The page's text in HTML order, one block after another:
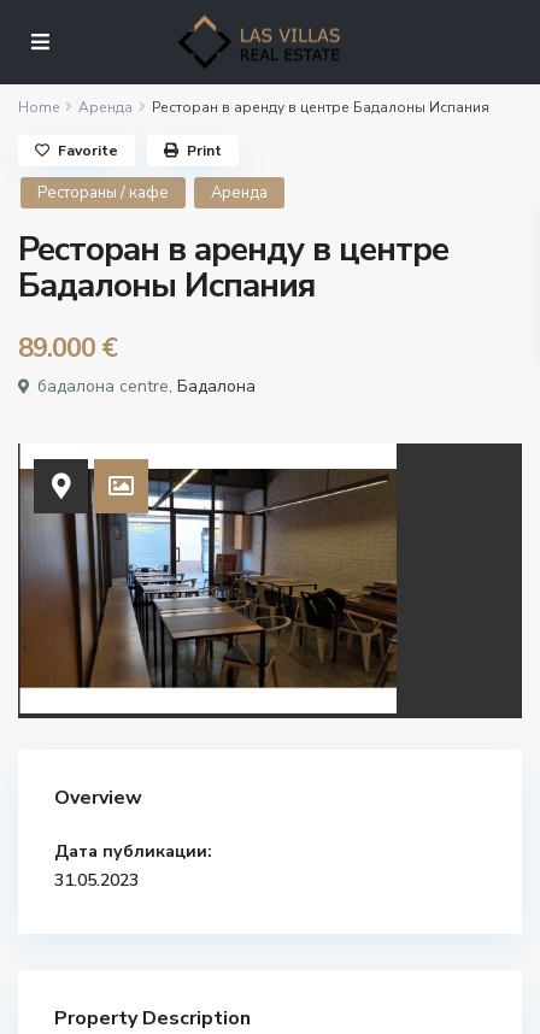
Home Аренда Ресторан в аренду в центре Бадалоны Испания
Рестораны / кафе Аренда
Ресторан в аренду в центре
Бадалоны Испания
89.000 €
бадалона centre,Бадалона
Favorite Print
Overview
Дата публикации:
31.05.2023
Property Description